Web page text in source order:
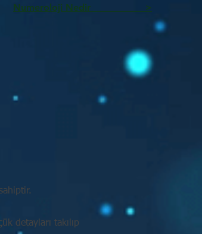
Numeroloji Nedir_________ >
detayları takılıp